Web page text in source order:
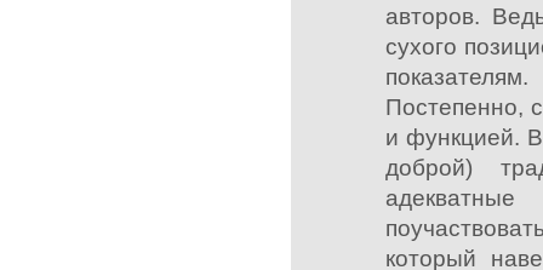
авторов.
сухого
показателям.
Постепенно,
и функцией.
доброй)
который